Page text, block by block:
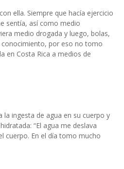
ella. Siempre que hacía ejercicio
sentía, así como medio
medio drogada y luego, bolas,
conocimiento, por eso no tomo
en Costa Rica a medios de
la ingesta de agua en su cuerpo y
“El agua me deslava
cuerpo. En el día tomo mucho